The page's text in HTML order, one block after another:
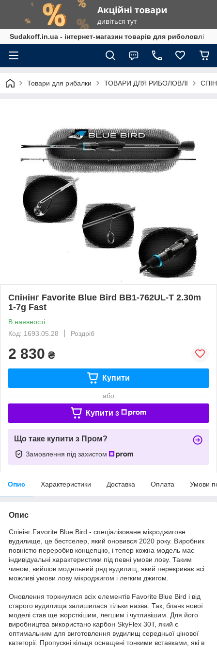
Sudakoff.in.ua - інтернет-магазин товарів для риболовлі
Товари для рибалки ТОВАРИ ДЛЯ РИБОЛОВЛІ
Спінінг Favorite Blue Bird BB1-762UL-T 2.30m
1-7g Fast
В наявності
Код: 1693.05.28
Роздріб
2 830 ₴
Купити
або
Купити з
Що таке купити з Пром?
Замовлення під захистом
Опис Характеристики Доставка Оплата Умови
Опис
Спінінг Favorite Blue Bird - спеціалізоване мікроджигове
вудилище, це бестселер, який оновився 2020 року. Виробник
повністю переробив концепцію, і тепер кожна модель має
індивідуальні характеристики під певні умови лову. Таким
чином, вийшов модельний ряд вудилищ, який перекриває всі
можливі умови лову мікроджигом і легким джигом.
Оновлення торкнулися всіх елементів Favorite Blue Bird і від
старого вудилища залишилася тільки назва. Так, бланк нової
моделі став ще жорсткішим, легшим і чутливішим. Для його
виробництва використано карбон SkyFlex 30T, який є
оптимальним для виготовлення вудилищ середньої цінової
категорії. Пропускні кільця оснащені тонкими вставками, які в